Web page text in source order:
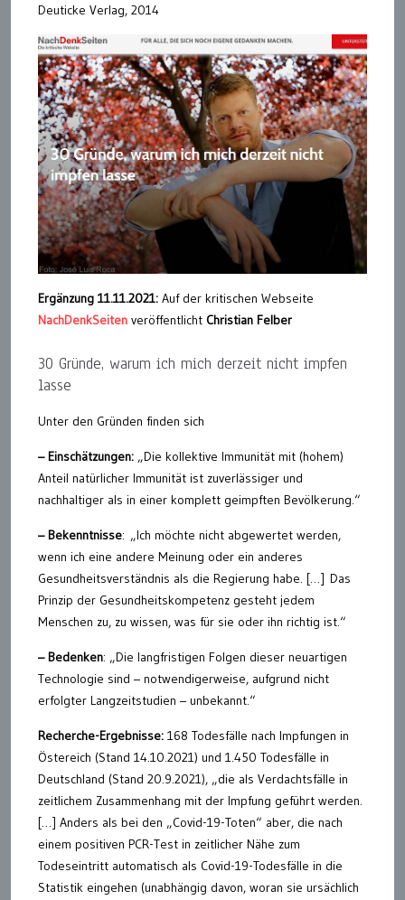
Deuticke Verlag, 2014
Ergänzung 11.11.2021: Auf der kritischen Webseite
NachDenkSeiten veröffentlicht Christian Felber
30 Gründe, warum ich mich derzeit nicht impfen
lasse
Unter den Gründen finden sich
– Einschätzungen: „Die kollektive Immunität mit (hohem)
Anteil natürlicher Immunität ist zuverlässiger und
nachhaltiger als in einer komplett geimpften Bevölkerung.“
– Bekenntnisse: „Ich möchte nicht abgewertet werden,
wenn ich eine andere Meinung oder ein anderes
Gesundheitsverständnis als die Regierung habe. […] Das
Prinzip der Gesundheitskompetenz gesteht jedem
Menschen zu, zu wissen, was für sie oder ihn richtig ist.“
– Bedenken: „Die langfristigen Folgen dieser neuartigen
Technologie sind – notwendigerweise, aufgrund nicht
erfolgter Langzeitstudien – unbekannt.“
Recherche-Ergebnisse: 168 Todesfälle nach Impfungen in
Östereich (Stand 14.10.2021) und 1.450 Todesfälle in
Deutschland (Stand 20.9.2021), „die als Verdachtsfälle in
zeitlichem Zusammenhang mit der Impfung geführt werden.
[…] Anders als bei den „Covid-19-Toten“ aber, die nach
einem positiven PCR-Test in zeitlicher Nähe zum
Todeseintritt automatisch als Covid-19-Todesfälle in die
Statistik eingehen (unabhängig davon, woran sie ursächlich